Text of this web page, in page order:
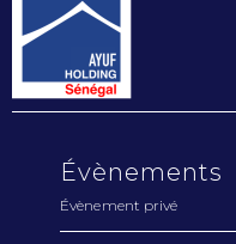
Évènements
Évènement privé